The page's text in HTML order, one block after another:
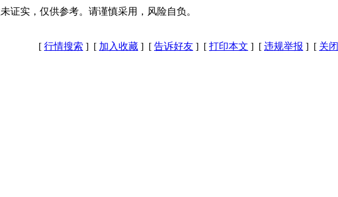
证实，仅供参考。请谨慎采用，风险自负。
[ 行情搜索 ] [ 加入收藏 ] [ 告诉好友 ] [ 打印本文 ] [ 违规举报 ] [ 关